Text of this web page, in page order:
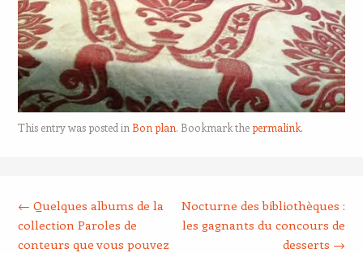
This entry was posted in Bon plan. Bookmark thepermalink.
← Quelques albums de la
collection Paroles de
conteurs que vous pouvez
Nocturne des bibliothèques :
les gagnants du concours de
desserts →